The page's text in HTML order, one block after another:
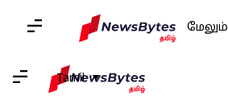
மேலும்
Tamil